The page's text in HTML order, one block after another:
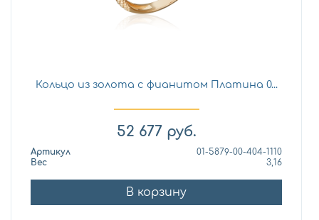
Кольцо из золота с фианитом Платина 0...
52 677 руб.
Артикул
01-5879-00-404-1110
Вес
3,16
В корзину